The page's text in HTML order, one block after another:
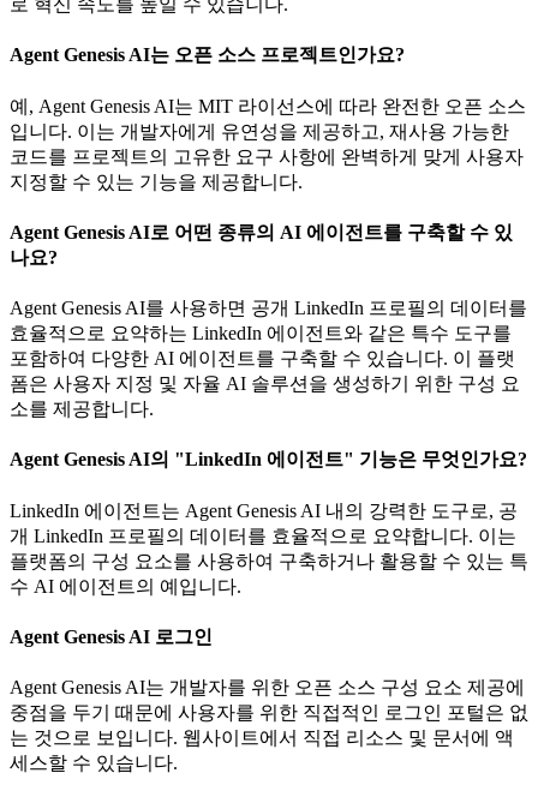
로 혁신 속도를 높일 수 있습니다.
Agent Genesis AI는 오픈 소스 프로젝트인가요?
예, Agent Genesis AI는 MIT 라이선스에 따라 완전한 오픈 소스
입니다. 이는 개발자에게 유연성을 제공하고, 재사용 가능한
코드를 프로젝트의 고유한 요구 사항에 완벽하게 맞게 사용자
지정할 수 있는 기능을 제공합니다.
Agent Genesis AI로 어떤 종류의 AI 에이전트를 구축할 수 있
나요?
Agent Genesis AI를 사용하면 공개 LinkedIn 프로필의 데이터를
효율적으로 요약하는 LinkedIn 에이전트와 같은 특수 도구를
포함하여 다양한 AI 에이전트를 구축할 수 있습니다. 이 플랫
폼은 사용자 지정 및 자율 AI 솔루션을 생성하기 위한 구성 요
소를 제공합니다.
Agent Genesis AI의 "LinkedIn 에이전트" 기능은 무엇인가요?
LinkedIn 에이전트는 Agent Genesis AI 내의 강력한 도구로, 공
개 LinkedIn 프로필의 데이터를 효율적으로 요약합니다. 이는
플랫폼의 구성 요소를 사용하여 구축하거나 활용할 수 있는 특
수 AI 에이전트의 예입니다.
Agent Genesis AI 로그인
Agent Genesis AI는 개발자를 위한 오픈 소스 구성 요소 제공에
중점을 두기 때문에 사용자를 위한 직접적인 로그인 포털은 없
는 것으로 보입니다. 웹사이트에서 직접 리소스 및 문서에 액
세스할 수 있습니다.